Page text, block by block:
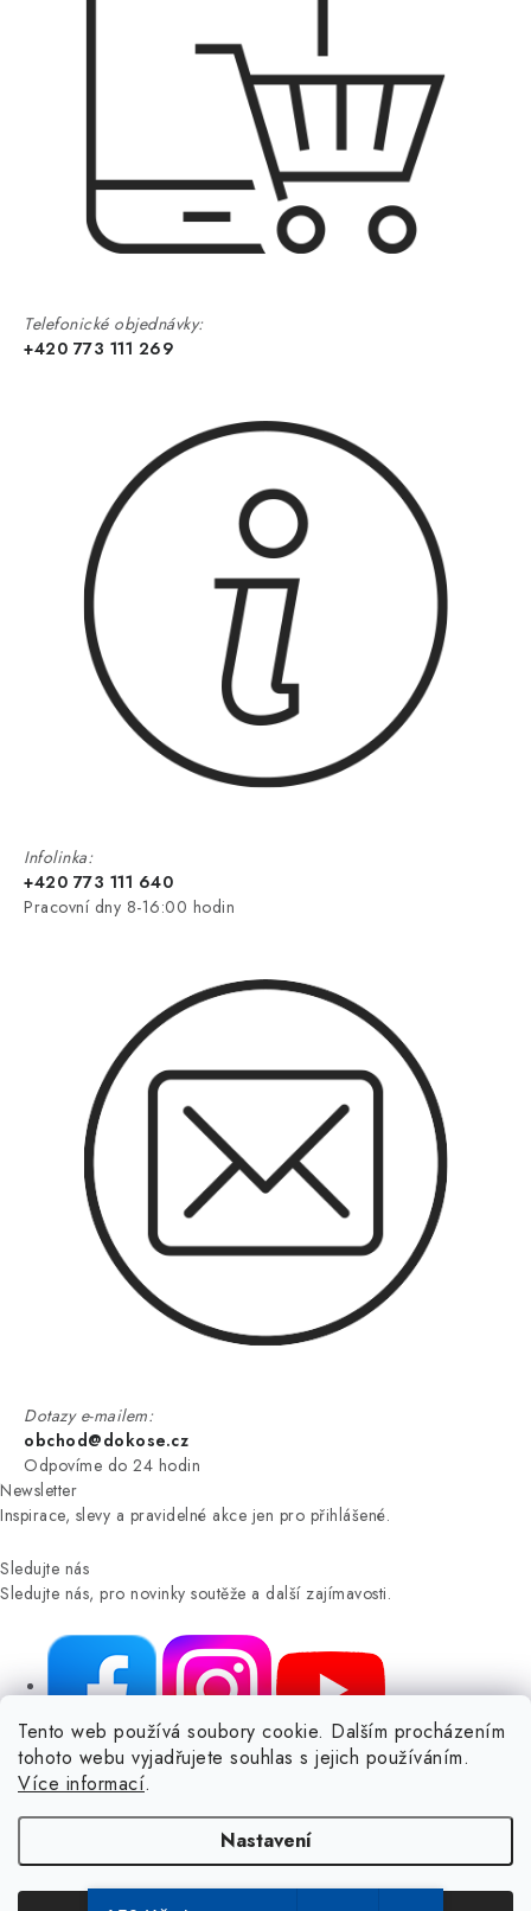
Tento web používá soubory cookie. Dalším procházením
tohoto webu vyjadřujete souhlas s jejich používáním.
Více informací.
Nastavení
Telefonické objednávky:
+420 773 111 269
Infolinka:
+420 773 111 640
Pracovní dny 8-16:00 hodin
Dotazy e-mailem:
obchod@dokose.cz
Odpovíme do 24 hodin
Newsletter
Inspirace, slevy a pravidelné akce jen pro přihlášené.
Sledujte nás
Sledujte nás, pro novinky soutěže a další zajímavosti.
NIKARO, s.r.o.- Dokoše.cz, Veselka 48, 259 01 Olbramovice -
Votice, ČESKÁ REPUBLIKA
Podle zákona o evidenci tržeb je prodávající povinen vystavit
Zároveň je povinen zaevidovat přijatou tržbu u správce daně online; v
případě technického výpadku pak nejpozději do 48 hodin.